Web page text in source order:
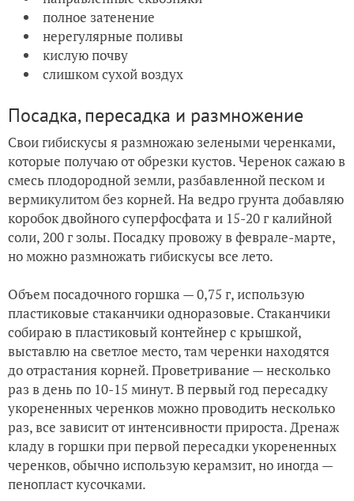
полное затенение
нерегулярные поливы
кислую почву
слишком сухой воздух
Посадка, пересадка и размножение
Свои гибискусы я размножаю зелеными черенками,
которые получаю от обрезки кустов. Черенок сажаю в
смесь плодородной земли, разбавленной песком и
вермикулитом без корней. На ведро грунта добавляю
коробок двойного суперфосфата и 15-20 г калийной
соли, 200 г золы. Посадку провожу в феврале-марте,
но можно размножать гибискусы все лето.
Объем посадочного горшка — 0,75 г, использую
пластиковые стаканчики одноразовые. Стаканчики
собираю в пластиковый контейнер с крышкой,
выставлю на светлое место, там черенки находятся
до отрастания корней. Проветривание — несколько
раз в день по 10-15 минут. В первый год пересадку
укорененных черенков можно проводить несколько
раз, все зависит от интенсивности прироста. Дренаж
кладу в горшки при первой пересадки укорененных
черенков, обычно использую керамзит, но иногда —
пенопласт кусочками.